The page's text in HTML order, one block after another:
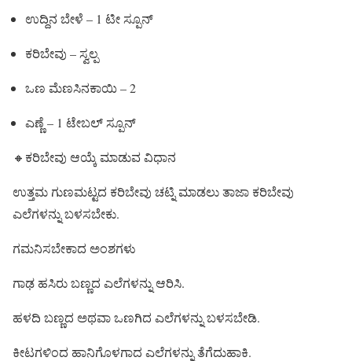
ಉದ್ದಿನ ಬೇಳೆ – 1 ಟೀ ಸ್ಪೂನ್
ಕರಿಬೇವು – ಸ್ವಲ್ಪ
ಒಣ ಮೆಣಸಿನಕಾಯಿ – 2
ಎಣ್ಣೆ – 1 ಟೇಬಲ್ ಸ್ಪೂನ್
🔸ಕರಿಬೇವು ಆಯ್ಕೆ ಮಾಡುವ ವಿಧಾನ
ಉತ್ತಮ ಗುಣಮಟ್ಟದ ಕರಿಬೇವು ಚಟ್ನಿ ಮಾಡಲು ತಾಜಾ ಕರಿಬೇವು
ಎಲೆಗಳನ್ನು ಬಳಸಬೇಕು.
ಗಮನಿಸಬೇಕಾದ ಅಂಶಗಳು
ಗಾಢ ಹಸಿರು ಬಣ್ಣದ ಎಲೆಗಳನ್ನು ಆರಿಸಿ.
ಹಳದಿ ಬಣ್ಣದ ಅಥವಾ ಒಣಗಿದ ಎಲೆಗಳನ್ನು ಬಳಸಬೇಡಿ.
ಕೀಟಗಳಿಂದ ಹಾನಿಗೊಳಗಾದ ಎಲೆಗಳನ್ನು ತೆಗೆದುಹಾಕಿ.